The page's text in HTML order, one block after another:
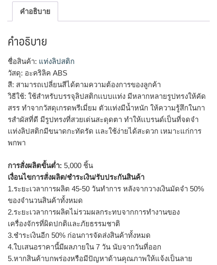
คำอธิบาย
คำอธิบาย
ชื่อสินค้า: แท่งลิปสติก
วัสดุ: อะคริลิค ABS
สี: สามารถเปลี่ยนสีได้ตามความต้องการของลูกค้า
วิธีใช้: ใช้สำหรับบรรจุลิปสติกเเบบเเท่ง มีหลากหลายรูปทรงให้คัด
สรร ทำจากวัสดุเกรดพรีเมี่ยม ตัวเเท่งมีน้ำหนัก ให้ความรู้สึกในกา
รสำผัสที่ดี มีรูปทรงที่สวยเด่นสะดุดตา ทำให้เเบรนด์เป็นที่จดจำ
เเท่งลิปสติกมีขนาดกะทัดรัด เเละใช้ง่ายได้สะดวก เหมาะแก่การ
พกพา
การสั่งผลิตขั้นต่ำ: 5,000 ชิ้น
เงื่อนไขการสั่งผลิต/ชำระเงิน/รับประกันสินค้า
1.ระยะเวลาการผลิต 45-50 วันทำการ หลังจากวางเงินมัดจำ 50%
ของจำนวนสินค้าทั้งหมด
2.ระยะเวลาการผลิตไม่รวมผลกระทบจากการทำงานของ
เครื่องจักรที่ผิดปกติและภัยธรรมชาติ
3.ชำระเงินอีก 50% ก่อนการจัดส่งสินค้าทั้งหมด
4.ใบเสนอราคานี้มีผลภายใน 7 วัน นับจากวันที่ออก
5.หากสินค้าบกพร่องหรือมีปัญหาด้านคุณภาพให้แจ้งเป็นลาย